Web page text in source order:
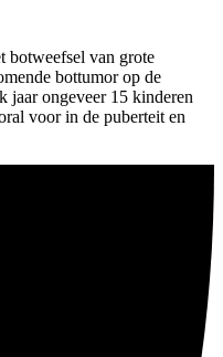
botweefsel van grote
bottumor op de
ongeveer 15 kinderen
voor in de puberteit en